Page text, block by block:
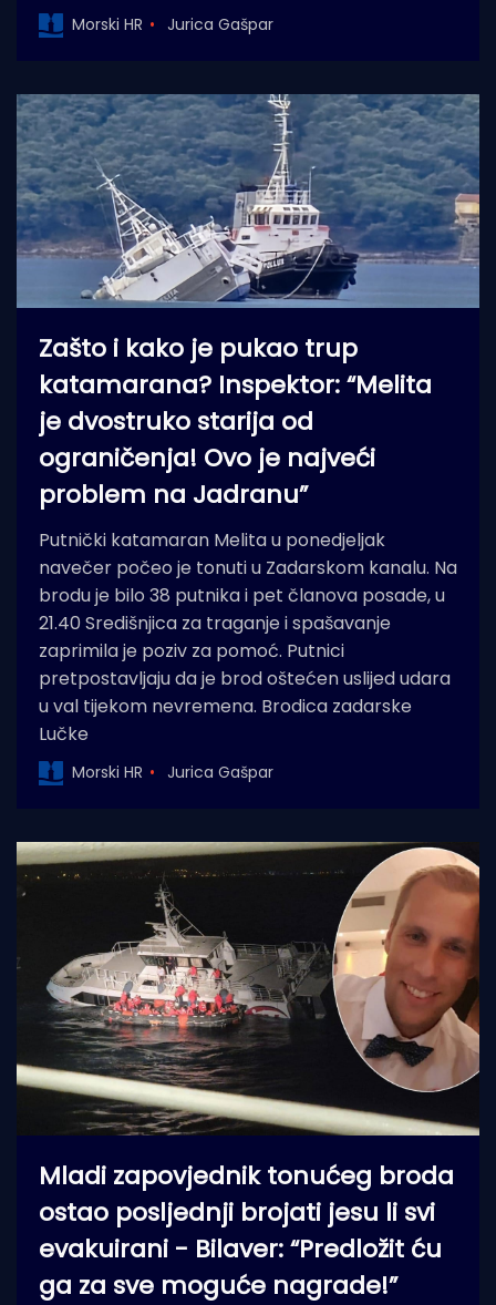
Morski HR Jurica Gašpar
Zašto i kako je pukao trup
katamarana? Inspektor: “Melita
je dvostruko starija od
ograničenja! Ovo je najveći
problem na Jadranu”
Putnički katamaran Melita u ponedjeljak
navečer počeo je tonuti u Zadarskom kanalu. Na
brodu je bilo 38 putnika i pet članova posade, u
21.40 Središnjica za traganje i spašavanje
zaprimila je poziv za pomoć. Putnici
pretpostavljaju da je brod oštećen uslijed udara
u val tijekom nevremena. Brodica zadarske
Lučke
Morski HR Jurica Gašpar
Mladi zapovjednik tonućeg broda
ostao posljednji brojati jesu li svi
evakuirani - Bilaver: “Predložit ću
ga za sve moguće nagrade!”